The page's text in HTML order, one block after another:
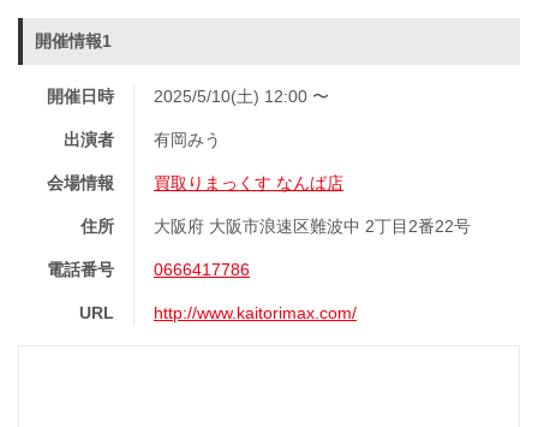
開催情報1
開催日時 2025/5/10(土) 12:00 〜
出演者 有岡みう
会場情報 買取りまっくす なんば店
住所 大阪府 大阪市浪速区難波中 2丁目2番22号
電話番号 0666417786
URL http://www.kaitorimax.com/